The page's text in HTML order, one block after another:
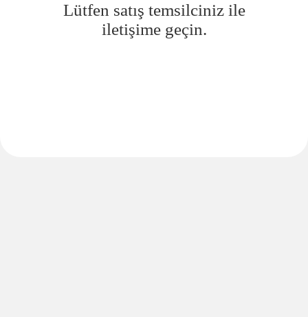
Lütfen satış temsilciniz ile
iletişime geçin.